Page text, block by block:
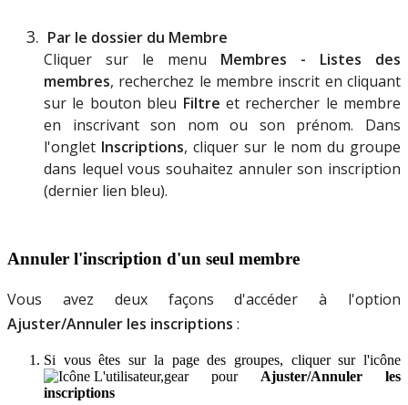
Par le dossier du Membre
Cliquer
sur le menu Membres - Listes
des
membres, recherchez le membre inscrit en cliquant
sur le bouton bleu Filtre et rechercher le membre
en
inscrivant son nom ou son prénom.
Dans
l'onglet Inscriptions, cliquer sur le nom du groupe
dans lequel vous souhaitez annuler son inscription
(dernier lien bleu).
Annuler l'inscription d'un seul membre
Vous avez deux façons d'accéder à l'option
Ajuster/Annuler les inscriptions :
Si vous êtes sur la page des groupes, cliquer sur l'icône
pour
Ajuster/Annuler
les
inscriptions